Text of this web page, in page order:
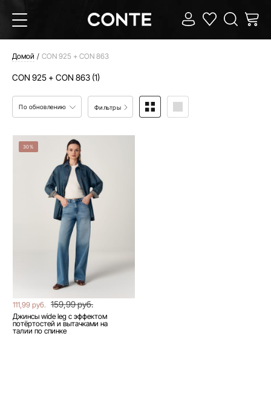
Домой CON 925 + CON 863
CON 925 + CON 863 (1)
По обновлению Фильтры
30%
111,99 руб. 159,99 руб.
Джинсы wide leg с эффектом
потёртостей и вытачками на
талии по спинке